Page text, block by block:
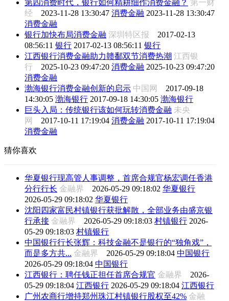
第四消费时代，银行如何精耕细作消费金融？ 第一财
经 2023-11-28 13:30:47 消费金融 2023-11-28 13:30:47
消费金融
银行加快布局消费金融 深圳特区报 2017-02-13
08:56:11 银行 2017-02-13 08:56:11 银行
江西银行消费金融助力赣鄱双节消费热潮 江西银
行 2025-10-23 09:47:20 消费金融 2025-10-23 09:47:20
消费金融
渤海银行消费金融创新的启示 中国网 2017-09-18
14:30:05 渤海银行 2017-09-18 14:30:05 渤海银行
巨头入局：传统银行该如何玩转消费金融 未央
网 2017-10-11 17:19:04 消费金融 2017-10-11 17:19:04
消费金融
猜你喜欢
华夏银行现高管人事调整，首席合规官杨宏调任香港
分行行长 金融界 2026-05-29 09:18:02 华夏银行
2026-05-29 09:18:02 华夏银行
沈阳四家富民村镇银行获批解散，全部业务由盛京银
行承接 金融界 2026-05-29 09:18:03 村镇银行 2026-
05-29 09:18:03 村镇银行
中国银行行长张辉：科技金融不是银行的“独角戏”，
而是多方共... 金融界 2026-05-29 09:18:04 中国银行
2026-05-29 09:18:04 中国银行
江西银行：聘任钱正担任首席合规官 金融界 2026-
05-29 09:18:04 江西银行 2026-05-29 09:18:04 江西银行
广州农商行增持郑州珠江村镇银行股权至42% 金融